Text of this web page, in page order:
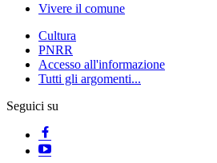
Vivere il comune
Cultura
PNRR
Accesso all'informazione
Tutti gli argomenti...
Seguici su